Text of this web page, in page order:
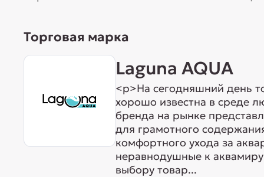
Торговая марка
Laguna AQUA
<p>На сегодняшний день
хорошо известна в среде
бренда на рынке
для грамотного
комфортного ухода за
неравнодушные к
выбору товар...